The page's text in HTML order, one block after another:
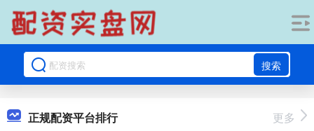
搜索
正规配资平台排行 更多